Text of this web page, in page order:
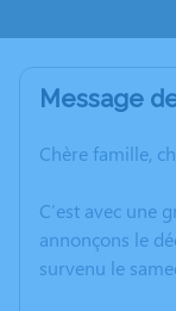
Message
Chère famille,
C’est avec une
annonçons le
survenu le